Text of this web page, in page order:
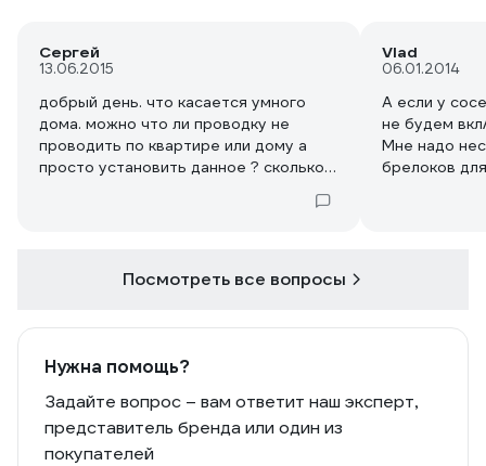
Сергей
13.06.2015
добрый день. что касается умного
дома. можно что ли проводку не
проводить по квартире или дому а
просто установить данное ? сколько
Vlad
06.01.2014
А если у
не будем
Мне надо
брелоков
Посмотреть все вопросы
Нужна помощь?
Задайте вопрос – вам ответит наш эксперт,
представитель бренда или один из
покупателей